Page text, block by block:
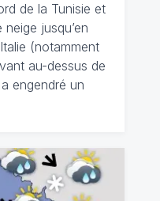
de la Tunisie et
jusqu’en
(notamment
au-dessus de
engendré un